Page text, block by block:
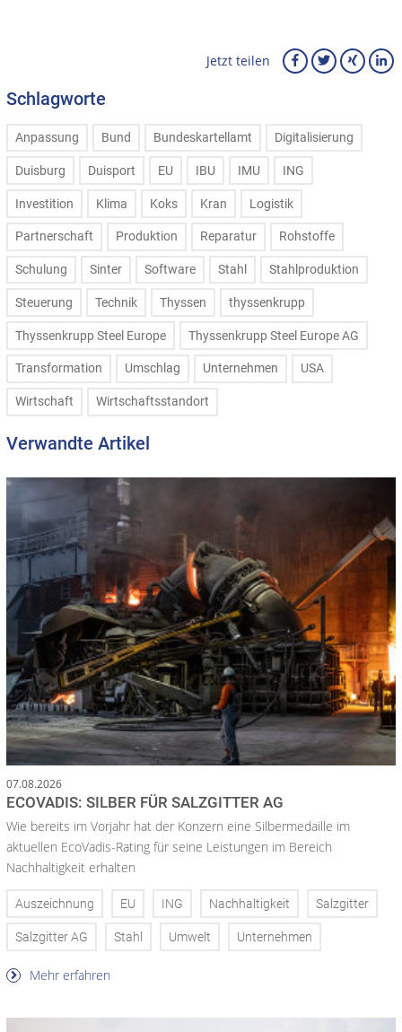
Jetzt teilen
Schlagworte
Anpassung Bund Bundeskartellamt Digitalisierung
Duisburg Duisport EU IBU IMU ING
Investition Klima Koks Kran Logistik
Partnerschaft Produktion Reparatur Rohstoffe
Schulung Sinter Software Stahl Stahlproduktion
Steuerung Technik Thyssen thyssenkrupp
Thyssenkrupp Steel Europe Thyssenkrupp Steel Europe AG
Transformation Umschlag Unternehmen USA
Wirtschaft Wirtschaftsstandort
Verwandte Artikel
07.08.2026
ECOVADIS: SILBER FÜR SALZGITTER AG
Wie bereits im Vorjahr hat der Konzern eine Silbermedaille im
aktuellen EcoVadis-Rating für seine Leistungen im Bereich
Nachhaltigkeit erhalten
Auszeichnung EU ING Nachhaltigkeit Salzgitter
Salzgitter AG Stahl Umwelt Unternehmen
Mehr erfahren